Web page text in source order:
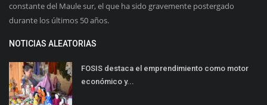
constante del Maule sur, el que ha sido gravemente postergado
durante los últimos 50 años.
NOTICIAS ALEATORIAS
FOSIS destaca el emprendimiento como motor
económico y...